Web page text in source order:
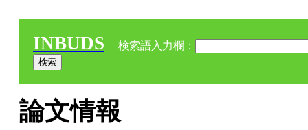
INBUDS 検索語入力欄：
論文情報